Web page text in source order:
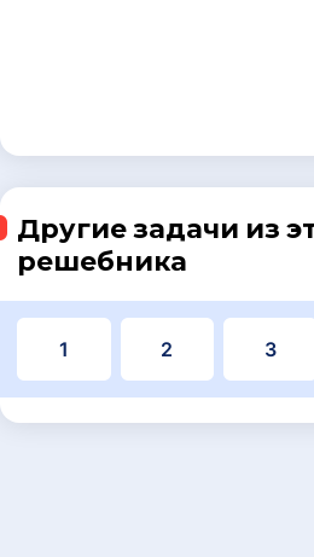
Другие задачи из
решебника
1 2 3